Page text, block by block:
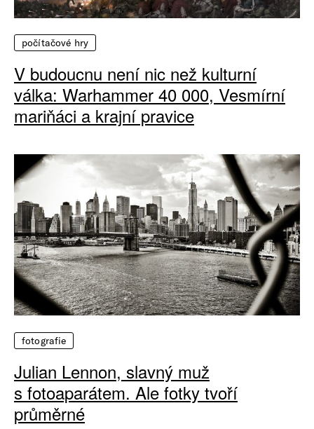
počítačové hry
V budoucnu není nic než kulturní
válka: Warhammer 40 000, Vesmírní
mariňáci a krajní pravice
fotografie
Julian Lennon, slavný muž
s fotoaparátem. Ale fotky tvoří
průměrné